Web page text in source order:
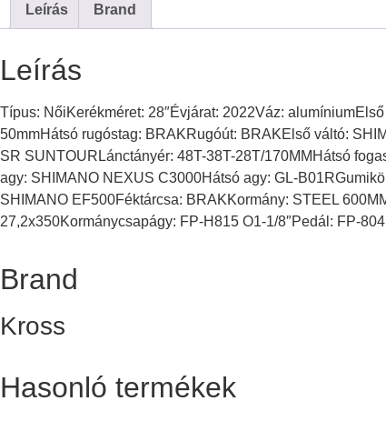
Leírás Brand
Leírás
Típus: NőiKerékméret: 28″Évjárat: 2022Váz:
50mmHátsó rugóstag: BRAKRugóút: BRAKElső váltó:
SR SUNTOURLánctányér: 48T-38T-28T/170MMHátsó
agy: SHIMANO NEXUS C3000Hátsó agy: GL-
SHIMANO EF500Féktárcsa: BRAKKormány: STEEL
27,2x350Kormánycsapágy: FP-H815 O1-1/8″Pedál: FP-804
Brand
Kross
Hasonló termékek